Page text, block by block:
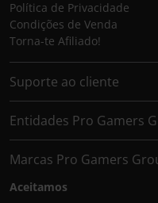
Política de Privacidade
Condições de Venda
Torna-te Afiliado!
Suporte ao cliente
Entidades Pro Gamers
Marcas Pro Gamers
Aceitamos